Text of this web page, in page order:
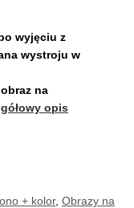
wyjęciu z
wystroju w
na
opis
+ kolor, Obrazy na